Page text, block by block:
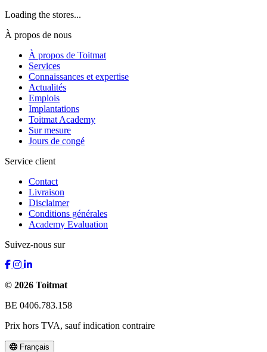
Loading the stores...
À propos de nous
À propos de Toitmat
Services
Connaissances et expertise
Actualités
Emplois
Implantations
Toitmat Academy
Sur mesure
Jours de congé
Service client
Contact
Livraison
Disclaimer
Conditions générales
Academy Evaluation
Suivez-nous sur
© 2026 Toitmat
BE 0406.783.158
Prix hors TVA, sauf indication contraire
Français